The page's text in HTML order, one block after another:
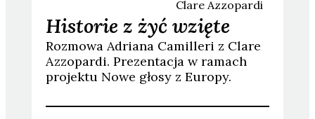
ClareAzzopardi
Historie z żyć wzięte
Rozmowa Adriana Camilleri z Clare
Azzopardi. Prezentacja w ramach
projektu Nowe głosy z Europy.